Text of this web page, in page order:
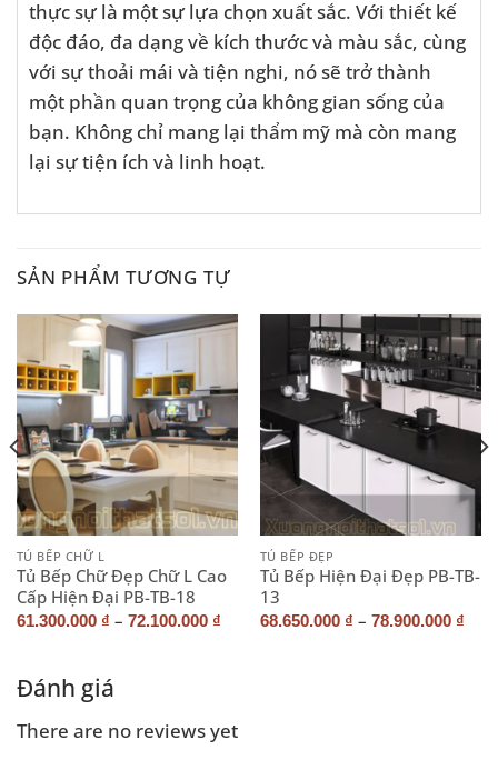
thực sự là một sự lựa chọn xuất sắc. Với thiết kế
độc đáo, đa dạng về kích thước và màu sắc, cùng
với sự thoải mái và tiện nghi, nó sẽ trở thành
một phần quan trọng của không gian sống của
bạn. Không chỉ mang lại thẩm mỹ mà còn mang
lại sự tiện ích và linh hoạt.
SẢN PHẨM TƯƠNG TỰ
TỦ BẾP CHỮ L
Tủ Bếp Chữ Đẹp Chữ L Cao
Cấp Hiện Đại PB-TB-18
61.300.000 ₫ – 72.100.000 ₫
TỦ BẾP ĐẸP
Tủ Bếp Hiện Đại Đẹp PB-TB-
13
68.650.000 ₫ – 78.900.000 ₫
Đánh giá
There are no reviews yet